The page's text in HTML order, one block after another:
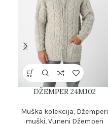
DŽEMPER 24MJ02
Muška kolekcija, Džemperi
muški,Vuneni Džemperi